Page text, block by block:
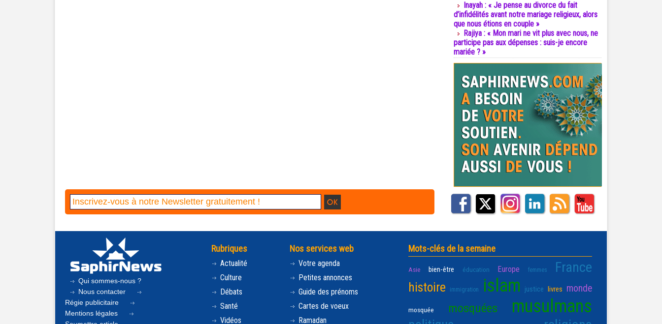
Inayah : « Je pense au divorce du fait
d’infidélités avant notre mariage religieux, alors
que nous étions en couple »
Rajiya : « Mon mari ne vit plus avec nous, ne
participe pas aux dépenses : suis-je encore
mariée ? »
Qui sommes-nous ?
Nous contacter
Régie publicitaire
Mentions légales
Rubriques
Actualité
Culture
Débats
Santé
Vidéos
Nos services web
Votre agenda
Petites annonces
Guide des prénoms
Cartes de voeux
Ramadan
Mots-clés de la semaine
Asie bien-être éducation Europe femmes France
histoire immigration islam justice livres monde
mosquée mosquées musulmans